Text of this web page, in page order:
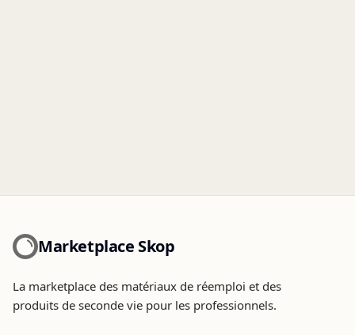
Marketplace Skop
La marketplace des matériaux de réemploi et des
produits de seconde vie pour les professionnels.